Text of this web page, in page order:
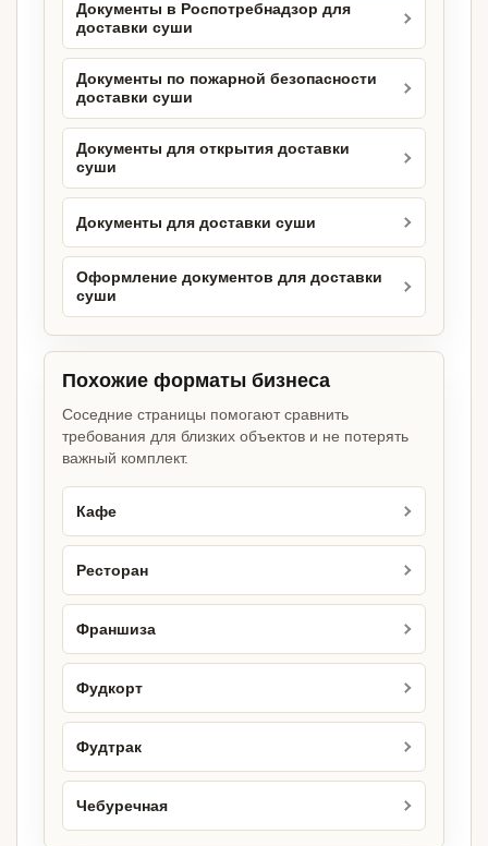
Документы в Роспотребнадзор для
доставки суши
Документы по пожарной безопасности
доставки суши
Документы для открытия доставки
суши
Документы для доставки суши
Оформление документов для доставки
суши
Похожие форматы бизнеса
Соседние страницы помогают сравнить
требования для близких объектов и не потерять
важный комплект.
Кафе
Ресторан
Франшиза
Фудкорт
Фудтрак
Чебуречная